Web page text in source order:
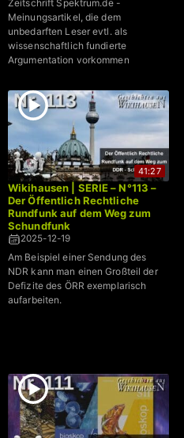
Zeitschrift Spektrum.de -
Meinungsartikel, die dem
unbedarften Leser evtl. als
wissenschaftlich fundierte
Argumentation vorkommen
41:27
Wikihausen | SERIE – N°113 –
Der Öffentlich Rechtliche
Rundfunk auf dem Weg zum
Schundfunk
2025-12-19
Am Beispiel einer Sendung des
NDR kann man einen Großteil der
Defizite des ÖRR exemplarisch
aufarbeiten.